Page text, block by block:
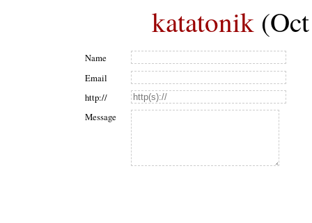
katatonik
Name
Email
http://
Message